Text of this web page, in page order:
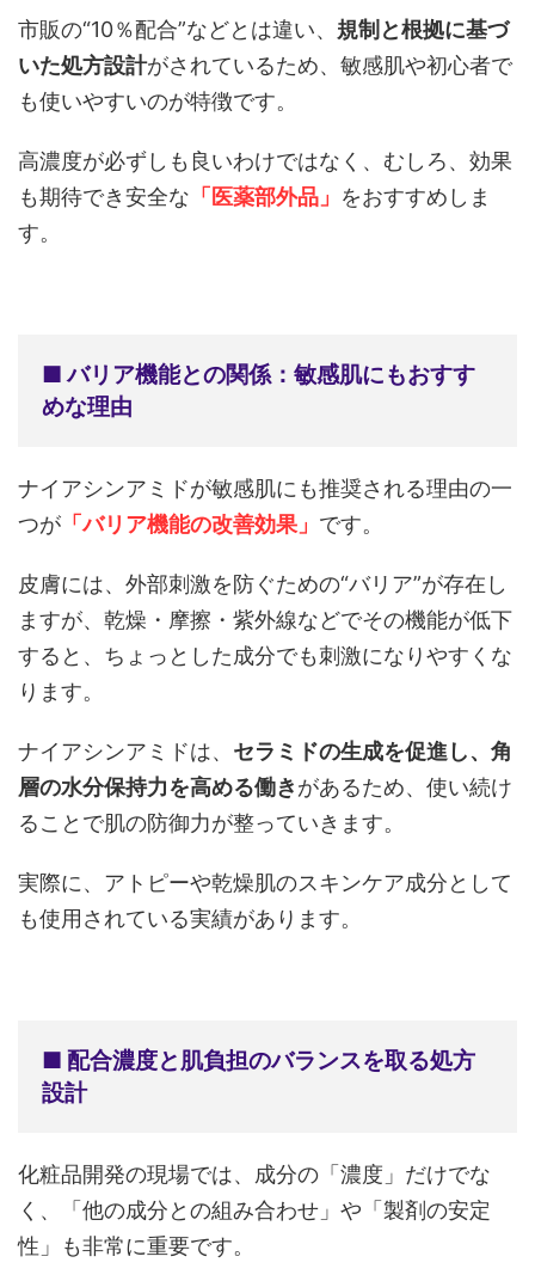
市販の“10％配合”などとは違い、 規制と根拠に基づ
いた処方設計がされているため、敏感肌や初心者で
も使いやすいのが特徴です。
高濃度が必ずしも良いわけではなく、むしろ、効果
も期待でき安全な 「医薬部外品」 をおすすめしま
す。
■ バリア機能との関係：敏感肌にもおすす
めな理由
ナイアシンアミドが敏感肌にも推奨される理由の一
つが 「バリア機能の改善効果」 です。
皮膚には、外部刺激を防ぐための“バリア”が存在し
ますが、乾燥・摩擦・紫外線などでその機能が低下
すると、ちょっとした成分でも刺激になりやすくな
ります。
ナイアシンアミドは、 セラミドの生成を促進し、角
層の水分保持力を高める働きがあるため、使い続け
ることで肌の防御力が整っていきます。
実際に、アトピーや乾燥肌のスキンケア成分として
も使用されている実績があります。
■ 配合濃度と肌負担のバランスを取る処方
設計
化粧品開発の現場では、成分の「濃度」だけでな
く、「他の成分との組み合わせ」や「製剤の安定
性」も非常に重要です。